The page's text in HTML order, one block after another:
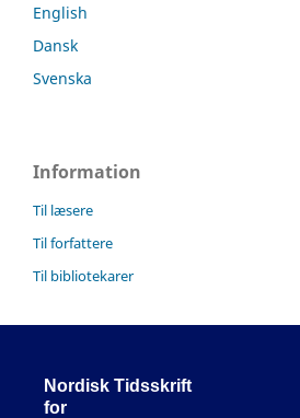
English
Dansk
Svenska
Information
Til læsere
Til forfattere
Til bibliotekarer
Nordisk Tidsskrift
for